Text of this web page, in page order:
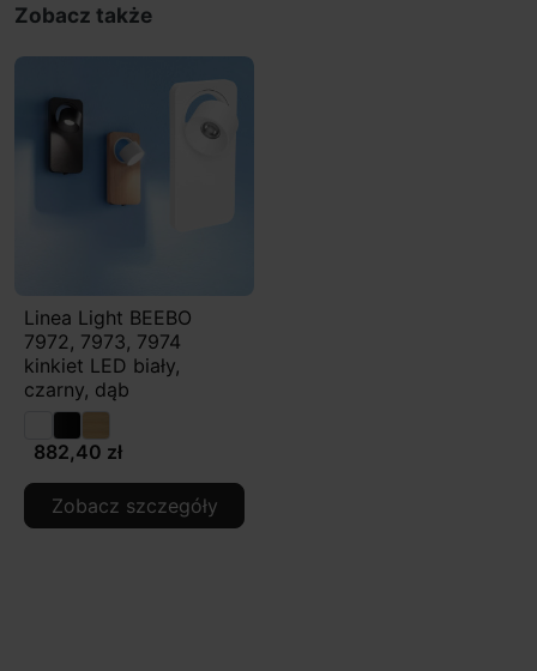
Zobacz także
Linea Light BEEBO
7972, 7973, 7974
kinkiet LED biały,
czarny, dąb
882,40 zł
Zobacz szczegóły